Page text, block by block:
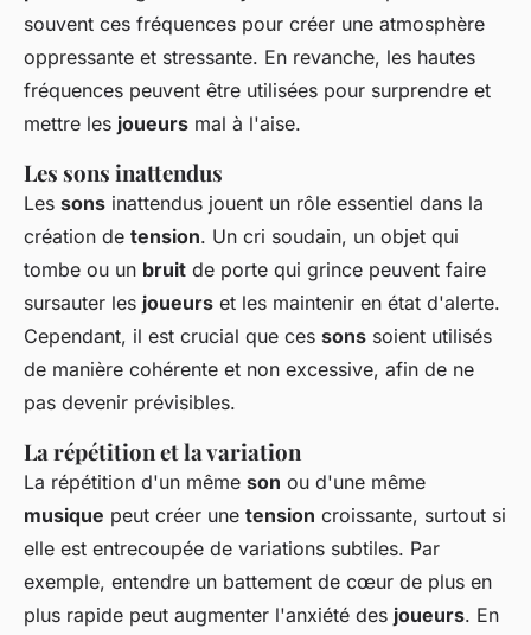
souvent ces fréquences pour créer une atmosphère
oppressante et stressante. En revanche, les hautes
fréquences peuvent être utilisées pour surprendre et
mettre les joueurs mal à l'aise.
Les sons inattendus
Les sons inattendus jouent un rôle essentiel dans la
création de tension. Un cri soudain, un objet qui
tombe ou un bruit de porte qui grince peuvent faire
sursauter les joueurs et les maintenir en état d'alerte.
Cependant, il est crucial que ces sons soient utilisés
de manière cohérente et non excessive, afin de ne
pas devenir prévisibles.
La répétition et la variation
La répétition d'un même son ou d'une même
musique peut créer une tension croissante, surtout si
elle est entrecoupée de variations subtiles. Par
exemple, entendre un battement de cœur de plus en
plus rapide peut augmenter l'anxiété des joueurs. En